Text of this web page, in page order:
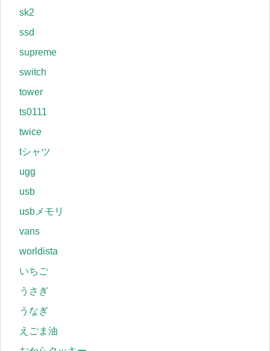
sk2
ssd
supreme
switch
tower
ts0111
twice
tシャツ
ugg
usb
usbメモリ
vans
worldista
いちご
うさぎ
うなぎ
えごま油